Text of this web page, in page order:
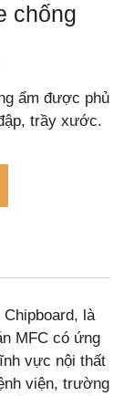
chống
ẩm được phủ
trầy xước.
là
MFC có ứng
vực nội thất
viện, trường